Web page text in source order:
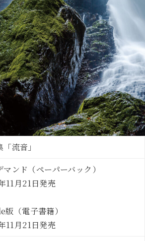
流音」
マンド（ペーパーバック）
11月21日発売
（電子書籍）
11月21日発売